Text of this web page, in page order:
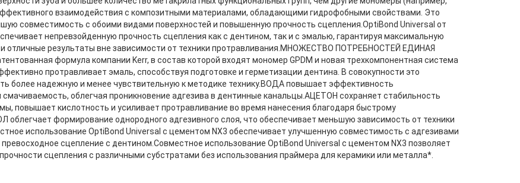
взаимодействия с композитными материалами, обладающими гидрофобными свойствами. Это
совместимость с обоими видами поверхностей и повышенную прочность сцепления.OptiBond Universal от
непревзойденную прочность сцепления как с дентином, так и с эмалью, гарантируя максимальную
и отличные результаты вне зависимости от техники протравливания.МНОЖЕСТВО ПОТРЕБНОСТЕЙ ЕДИНАЯ
формула компании Kerr, в состав которой входят мономер GPDM и новая трехкомпонентная система
протравливает эмаль, способствуя подготовке и герметизации дентина. В совокупности это
более надежную и менее чувствительную к методике технику.ВОДА повышает эффективность
смачиваемость, облегчая проникновение адгезива в дентинные канальцы.АЦЕТОН сохраняет стабильность
повышает кислотность и усиливает протравливание во время нанесения благодаря быстрому
облегчает формирование однородного адгезивного слоя, что обеспечивает меньшую зависимость от техники
использование OptiBond Universal с цементом NX3 обеспечивает улучшенную совместимость с адгезивами
превосходное сцепление с дентином.Совместное использование OptiBond Universal с цементом NX3 позволяет
сцепления с различными субстратами без использования праймера для керамики или металла*.